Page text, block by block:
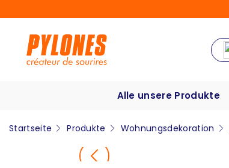
Alle unsere Produkte
Startseite Produkte Wohnungsdekoration